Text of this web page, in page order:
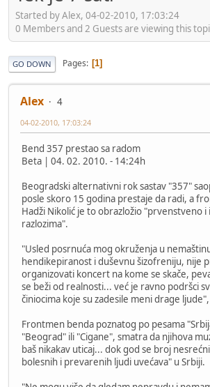
Started by Alex, 04-02-2010, 17:03:24
0 Members and 2 Guests are viewing this
GO DOWN Pages 1
Alex 4
04-02-2010, 17:03:24
Bend 357 prestao sa radom
Beta | 04. 02. 2010. - 14:24h
Beogradski alternativni rok sastav "357"
posle skoro 15 godina prestaje da radi, a
Hadži Nikolić je to obrazložio "prvenstveno
razlozima".
"Usled posrnuća mog okruženja u
hendikepiranost i duševnu šizofreniju, nije
organizovati koncert na kome se skače,
se beži od realnosti... već je ravno podršci
činiocima koje su zadesile meni drage
Frontmen benda poznatog po pesama
"Beograd" ili "Cigane", smatra da njihova
baš nikakav uticaj... dok god se broj
bolesnih i prevarenih ljudi uvećava" u Srbiji.